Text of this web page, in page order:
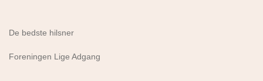
De bedste hilsner
Foreningen Lige Adgang